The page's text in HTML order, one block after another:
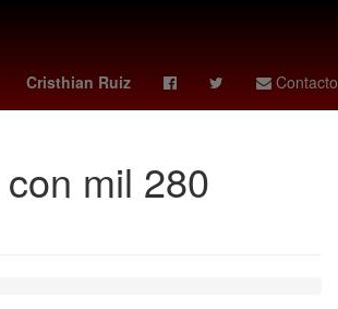
Cristhian Ruiz Contacto
mensah america hoy
mil 280